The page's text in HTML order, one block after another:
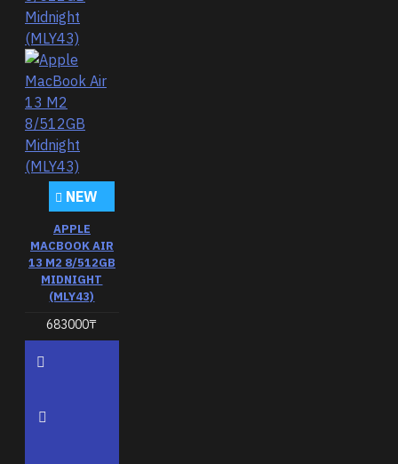
NEW
APPLE
MACBOOK AIR
13 M2 8/512GB
MIDNIGHT
(MLY43)
683000₸